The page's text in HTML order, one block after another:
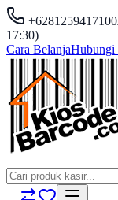
+6281259417100
17:30)
Cara BelanjaHubungi